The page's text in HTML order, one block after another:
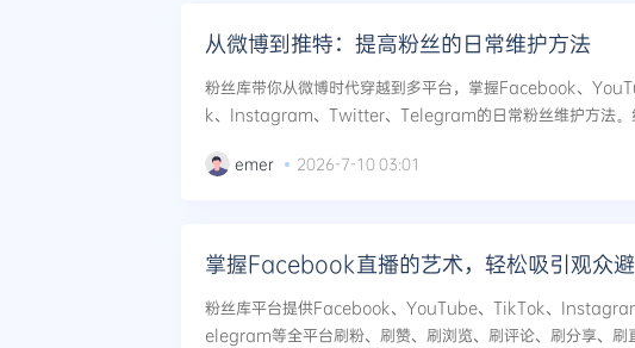
从微博到推特：提高粉丝的日常维护方法
粉丝库带你从微博时代穿越到多平台，掌握Facebook、
k、Instagram、Twitter、Telegram的日常粉丝维护方法。
长。...emer 2026-7-10 03:01
掌握Facebook直播的艺术，轻松吸引观众
粉丝库平台提供Facebook、YouTube、TikTok、
elegram等全平台刷粉、刷赞、刷浏览、刷评论、刷分享、刷